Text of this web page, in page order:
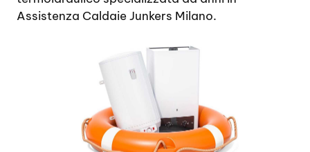
Assistenza Caldaie Junkers Milano.